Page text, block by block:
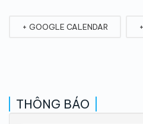
+ GOOGLE CALENDAR
THÔNG BÁO